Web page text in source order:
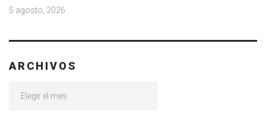
5 agosto, 2026
ARCHIVOS